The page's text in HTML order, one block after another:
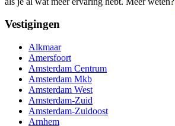
Vestigingen
Alkmaar
Amersfoort
Amsterdam Centrum
Amsterdam Mkb
Amsterdam West
Amsterdam-Zuid
Amsterdam-Zuidoost
Arnhem